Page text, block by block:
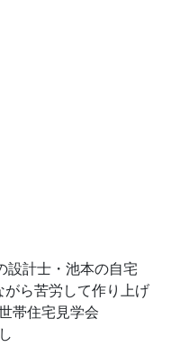
設計士・池本の自宅
ら苦労して作り上げ
帯住宅見学会